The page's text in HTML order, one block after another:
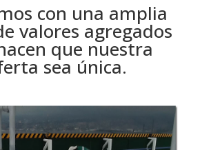
con una amplia
valores agregados
que nuestra
sea única.